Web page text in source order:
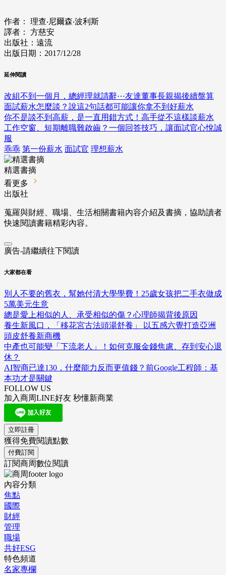
作者： 理查‧尼爾森‧波利斯
譯者： 方慈安
出版社：遠流
出版日期：2017/12/28
延伸閱讀
改組不到一個月，總經理就請辭⋯友達董事長親揭後續盤算
面試薪水怎麼談？說這2句話都可能讓你拿不到好薪水
你不是談不到高薪，是一直用錯方式！高手從不這樣談薪水
工作空窗、短期離職難啟齒？一個回答技巧，讓面試官心悅誠
服
乖乖 第一份薪水 面試官 理想薪水
精選書摘
看更多
出版社
蒐羅與財經、職場、生活相關書籍內容介紹及書摘，協助讀者
快速閱讀書籍精彩內容。
廣告-請繼續往下閱讀
大家都在看
別人不要的舊衣，幫她付清大學學費！25歲女孩把二手衣做成
5萬美元生意
總是愛上相似的人、承受相似的傷？心理師揭背後原因
養生新風口，「移花宮古法頭湯舒養」 以五感六覺打造亞洲
頭皮舒養新商機
中產也可能變「下流老人」！如何克服金錢焦慮、存到安心退
休？
AI智商已達130，什麼能力反而更值錢？前Google工程師：基
本功才是關鍵
FOLLOW US
加入商周LINE好友 秒懂新商業
立即註冊
獲得免費閱讀點數
付費訂閱
訂閱商周數位閱讀
內容分類
焦點
國際
財經
管理
職場
共好ESG
特色頻道
名家專欄